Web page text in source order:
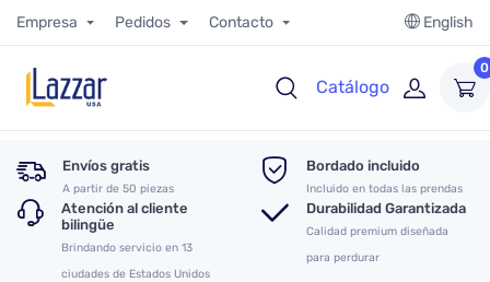
Empresa Pedidos Contacto English
Catálogo
0
Envíos gratis
A partir de 50 piezas
Bordado incluido
Incluido en todas las prendas
Atención al cliente
bilingüe
Brindando servicio en 13
ciudades de Estados Unidos
Durabilidad Garantizada
Calidad premium diseñada
para perdurar